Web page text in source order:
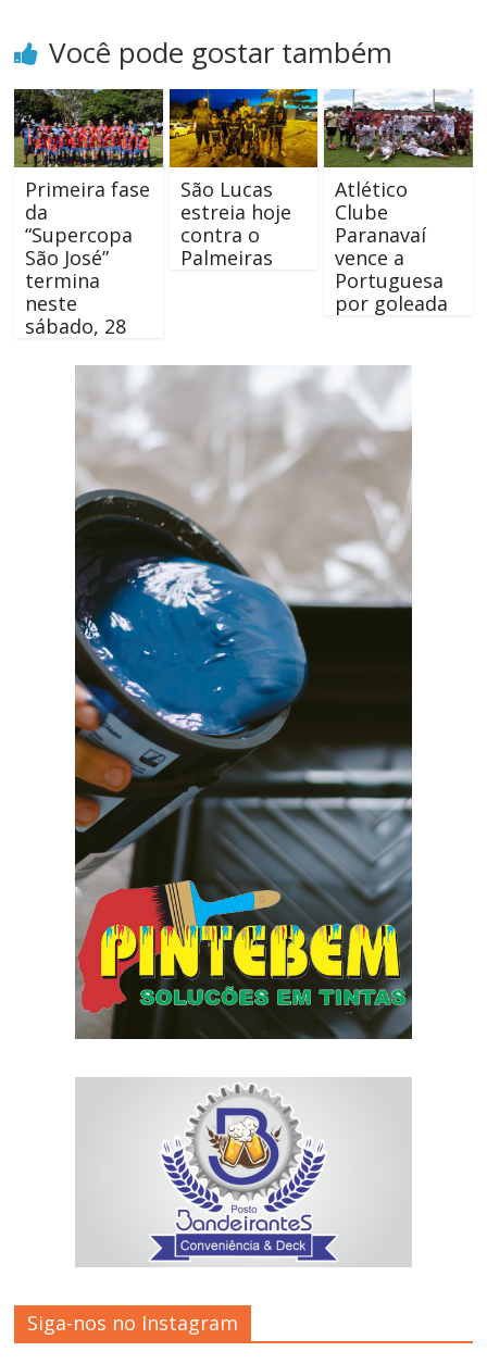
Você pode gostar também
Primeira fase
da
“Supercopa
São José”
termina
neste
sábado, 28
São Lucas
estreia hoje
contra o
Palmeiras
Atlético
Clube
Paranavaí
vence a
Portuguesa
por goleada
Siga-nos no Instagram